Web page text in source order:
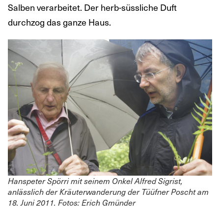
Salben verarbeitet. Der herb-süssliche Duft
durchzog das ganze Haus.
Hanspeter Spörri mit seinem Onkel Alfred Sigrist,
anlässlich der Kräuterwanderung der Tüüfner Poscht am
18. Juni 2011. Fotos: Erich Gmünder